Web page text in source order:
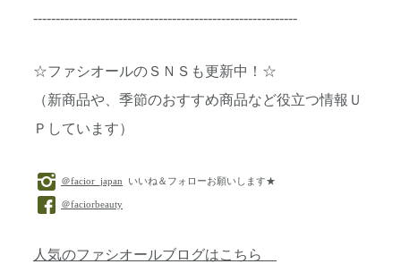
-----------------------------------------------------------
☆ファシオールのＳＮＳも更新中！☆
（新商品や、季節のおすすめ商品など役立つ情報Ｕ
Ｐしています）
＠facior_japan いいね＆フォローお願いします★
＠faciorbeauty
人気のファシオールブログはこちら